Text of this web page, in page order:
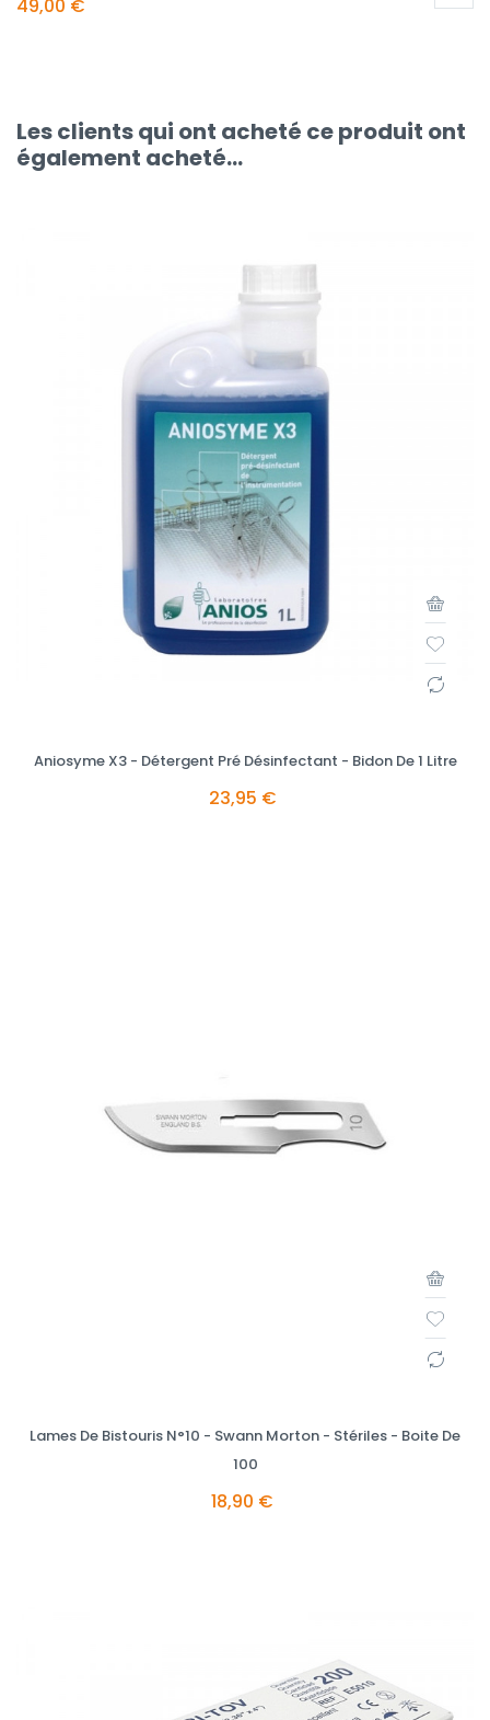
49,00 €
Les clients qui ont acheté ce produit ont
également acheté...
Aniosyme X3 - Détergent Pré Désinfectant - Bidon De 1 Litre
23,95 €
Lames De Bistouris N°10 - Swann Morton - Stériles - Boite De
100
18,90 €